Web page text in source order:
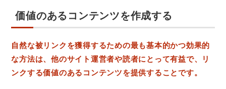
価値のあるコンテンツを作成する
自然な被リンクを獲得するための最も基本的かつ効果的
な方法は、他のサイト運営者や読者にとって有益で、リ
ンクする価値のあるコンテンツを提供することです。